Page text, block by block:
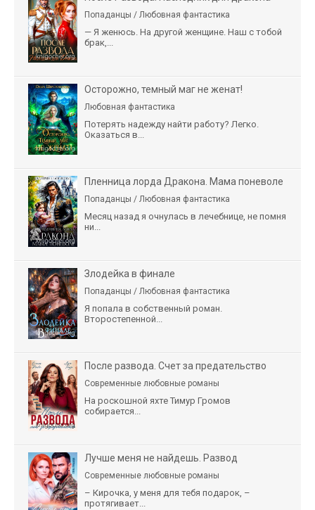
Попаданцы / Любовная фантастика
— Я женюсь. На другой женщине. Наш с тобой
брак,...
Осторожно, темный маг не женат!
Любовная фантастика
Потерять надежду найти работу? Легко.
Оказаться в...
Пленница лорда Дракона. Мама поневоле
Попаданцы / Любовная фантастика
Месяц назад я очнулась в лечебнице, не помня
ни...
Злодейка в финале
Попаданцы / Любовная фантастика
Я попала в собственный роман.
Второстепенной...
После развода. Счет за предательство
Современные любовные романы
На роскошной яхте Тимур Громов
собирается...
Лучше меня не найдешь. Развод
Современные любовные романы
– Кирочка, у меня для тебя подарок, –
протягивает...